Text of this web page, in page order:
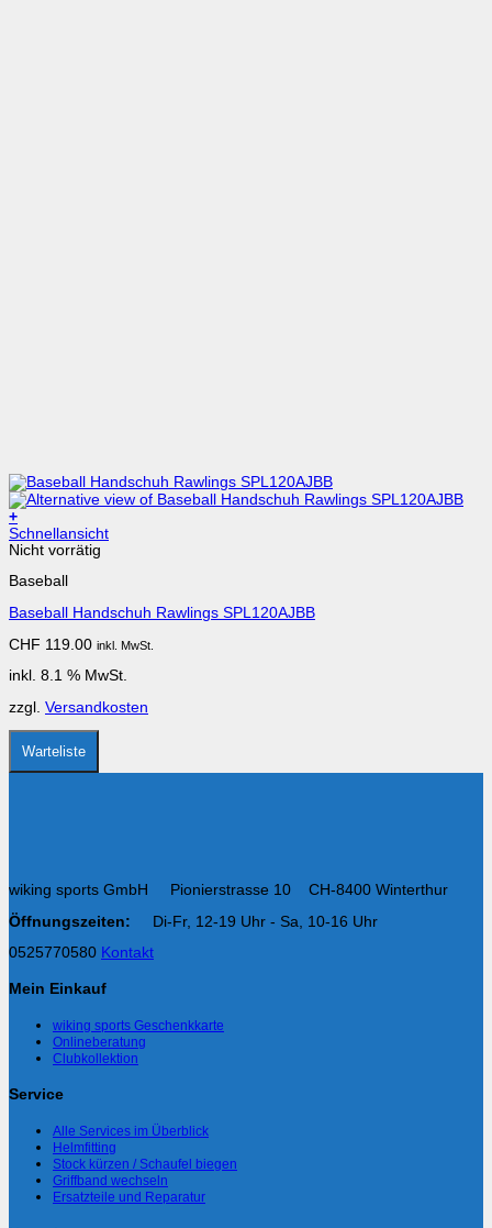
+
Schnellansicht
Nicht vorrätig
Baseball
Baseball Handschuh Rawlings SPL120AJBB
CHF 119.00 inkl. MwSt.
inkl. 8.1 % MwSt.
zzgl. Versandkosten
Warteliste
wiking sports GmbH Pionierstrasse 10 CH-8400 Winterthur
Öffnungszeiten: Di-Fr, 12-19 Uhr - Sa, 10-16 Uhr
0525770580 Kontakt
Mein Einkauf
wiking sports Geschenkkarte
Onlineberatung
Clubkollektion
Service
Alle Services im Überblick
Helmfitting
Stock kürzen / Schaufel biegen
Griffband wechseln
Ersatzteile und Reparatur